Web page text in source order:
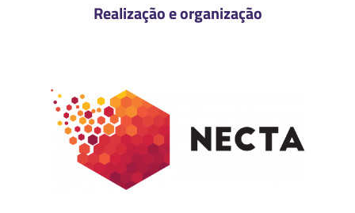
Realização e organização